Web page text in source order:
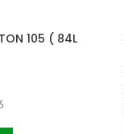
105 ( 84L